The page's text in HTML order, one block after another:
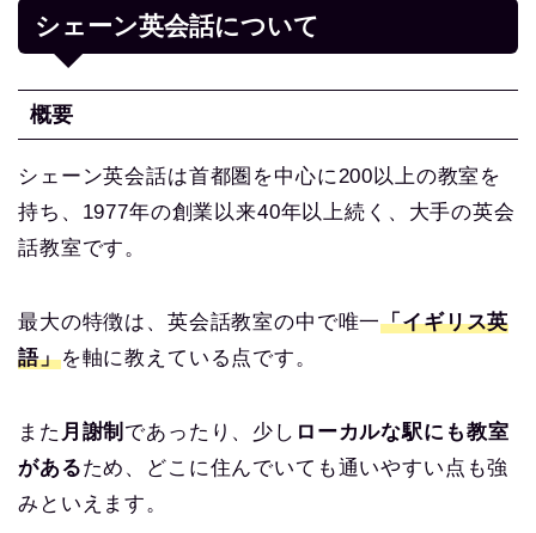
シェーン英会話について
概要
シェーン英会話は首都圏を中心に200以上の教室を
持ち、1977年の創業以来40年以上続く、大手の英会
話教室です。
最大の特徴は、英会話教室の中で唯一「イギリス英
語」を軸に教えている点です。
また 月謝制 であったり、少し ローカルな駅にも教室
があるため、どこに住んでいても通いやすい点も強
みといえます。